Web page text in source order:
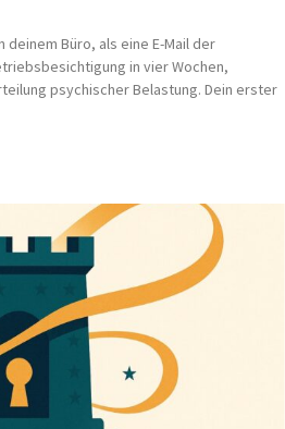
Büro, als eine E-Mail der
in vier Wochen,
psychischer Belastung. Dein erster